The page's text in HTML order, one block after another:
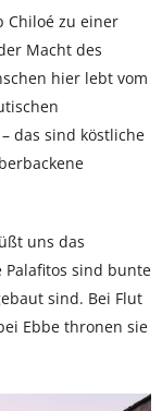
Chiloé zu einer
Macht des
hier lebt vom
das sind köstliche
uns das
Palafitos sind bunte
sind. Bei Flut
Ebbe thronen sie